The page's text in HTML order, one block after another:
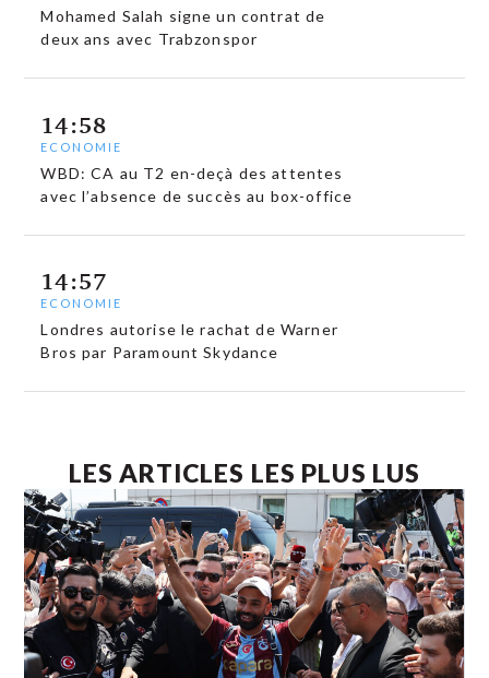
Mohamed Salah signe un contrat de
deux ans avec Trabzonspor
14:58
ECONOMIE
WBD: CA au T2 en-deçà des attentes
avec l’absence de succès au box-office
14:57
ECONOMIE
Londres autorise le rachat de Warner
Bros par Paramount Skydance
LES ARTICLES LES PLUS LUS